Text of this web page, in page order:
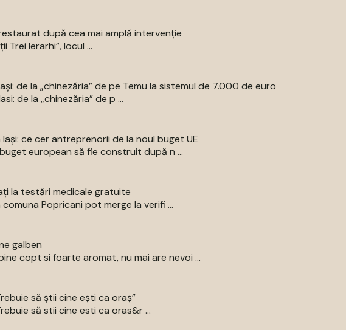
după cea mai amplă intervenţie
Trei Ierarhi”, locul ...
de la „chinezăria” de pe Temu la sistemul de 7.000 de euro
de la „chinezăria” de p ...
ce cer antreprenorii de la noul buget UE
european să fie construit după n ...
la testări medicale gratuite
Popricani pot merge la verifi ...
galben
copt si foarte aromat, nu mai are nevoi ...
să știi cine ești ca oraș”
să stii cine esti ca oras&r ...